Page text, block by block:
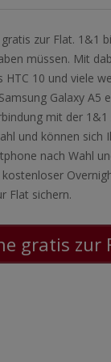
zur Flat. 1&1
müssen. Mit
HTC 10 und viele
Galaxy A5
mit der
und können sich
nach Wahl
Flat sichern.
gratis zur